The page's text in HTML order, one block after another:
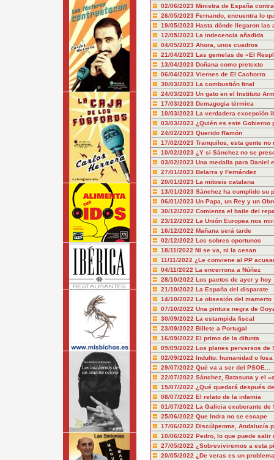
02/06/2023 Ministra de España
26/05/2023 Fernando, encuentra lo
19/05/2023 Hasta dónde llegaron las
12/05/2023 La indecencia añadida
04/05/2023 Ahora, unos cuadros
21/04/2023 Las gemelas de «El
13/04/2023 Doñana como pretexto
06/04/2023 Viernes de El Cachorro
30/03/2023 La combustión final
24/03/2023 Un gato en el Instituto
17/03/2023 Demagogia térmica
10/03/2023 La verdadera excepción
03/03/2023 ¿Quién es este Gobierno
24/02/2023 Querido Ramón
17/02/2023 Tranquilos, esta gente no
10/02/2023 ¿Y si Sánchez no se
03/02/2023 Una medalla para Daniel
27/01/2023 Belarra y Fernández
20/01/2023 La mitosis catalana
13/01/2023 Sánchez ha cumplido su
06/01/2023 Un Papa, un Rey y un
30/12/2022 Comienza el baile del
23/12/2022 La Unión Europea nos
16/12/2022 Mañana será tarde
02/12/2022 Los sobres oportunos
18/11/2022 Ni se va, ni la cesan
11/11/2022 ¿Le conviene al PP
04/11/2022 La encerrona a Núñez
28/10/2022 Los pactos de ayer y hoy
21/10/2022 La España del disparate
14/10/2022 La obsesión del mamerto
07/10/2022 Una pintura negra de
30/09/2022 La estampida fiscal
23/09/2022 Billete a Portugal
16/09/2022 El primo de la difunta
09/09/2022 Los planes perversos de
02/09/2022 Indulto: humanidad o
29/07/2022 Qué va a ser del PSOE...
22/07/2022 Sánchez, Batasuna y el
15/07/2022 ¿Qué quedará después
08/07/2022 El relato de la infamia
01/07/2022 La Galicia exuberante de
25/06/2022 Que Indra no se escape
17/06/2022 Discúlpenme, Andalucía
10/06/2022 Pedro, lo que puede salir
27/05/2022 ¿Sobreviviremos a esta
20/05/2022 ¿De veras es un